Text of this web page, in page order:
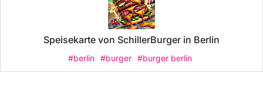
Speisekarte von SchillerBurger in Berlin
#berlin #burger #burger berlin